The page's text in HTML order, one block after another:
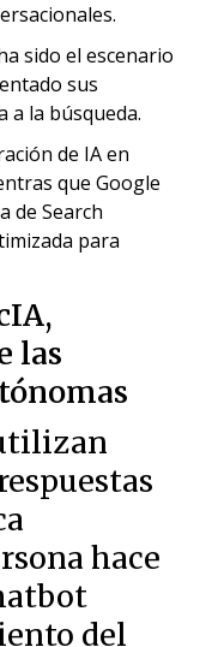
sido el escenario
sus
a la búsqueda.
de IA en
que Google
de Search
para
las
hace
del